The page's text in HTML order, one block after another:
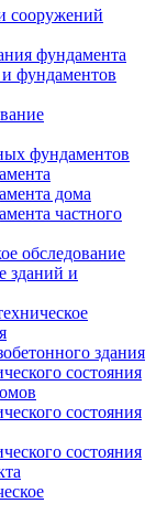
сооружений
фундамента
фундаментов
фундаментов
дома
частного
обследование
зданий и
здания
состояния
состояния
состояния